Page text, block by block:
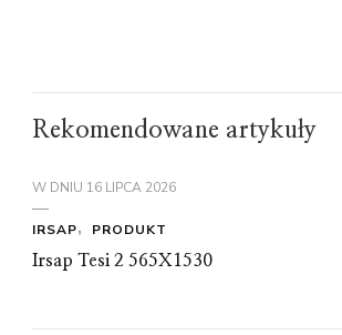
Rekomendowane artykuły
W DNIU 16 LIPCA 2026
IRSAP
PRODUKT
Irsap Tesi 2 565X1530